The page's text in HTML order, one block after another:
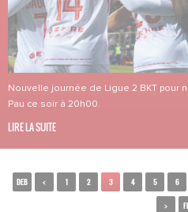
Nouvelle journée de Ligue 2 BKT pour
Pau ce soir à 20h00.
LIRE LA SUITE
DEB < 1 2 3 4 5 6
>